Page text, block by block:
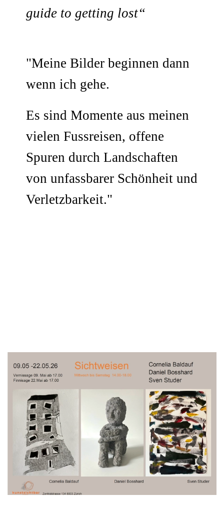
guide to getting lost“
"Meine Bilder beginnen dann
wenn ich gehe.
Es sind Momente aus meinen
vielen Fussreisen, offene
Spuren durch Landschaften
von unfassbarer Schönheit und
Verletzbarkeit."